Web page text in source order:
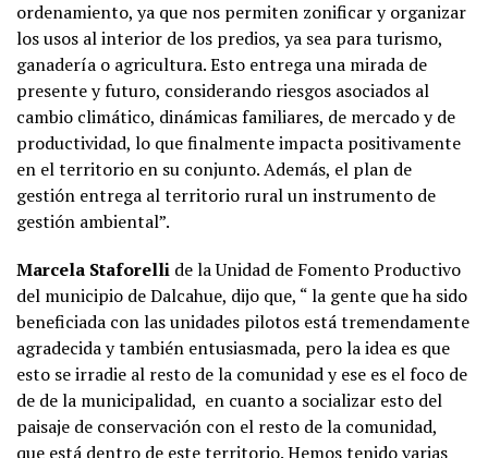
ordenamiento, ya que nos permiten zonificar y organizar
los usos al interior de los predios, ya sea para turismo,
ganadería o agricultura. Esto entrega una mirada de
presente y futuro, considerando riesgos asociados al
cambio climático, dinámicas familiares, de mercado y de
productividad, lo que finalmente impacta positivamente
en el territorio en su conjunto. Además, el plan de
gestión entrega al territorio rural un instrumento de
gestión ambiental”.
Marcela Staforelli de la Unidad de Fomento Productivo
del municipio de Dalcahue, dijo que, “ la gente que ha sido
beneficiada con las unidades pilotos está tremendamente
agradecida y también entusiasmada, pero la idea es que
esto se irradie al resto de la comunidad y ese es el foco de
de de la municipalidad, en cuanto a socializar esto del
paisaje de conservación con el resto de la comunidad,
que está dentro de este territorio. Hemos tenido varias